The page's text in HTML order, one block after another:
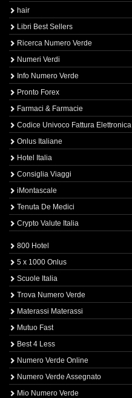
hair
Libri Best Sellers
Ricerca Numero Verde
Numeri Verdi
Info Numero Verde
Pronto Forex
Farmaci & Farmacie
Codice Univoco Fattura Elettronica
Onlus Italiane
Hotel Italia
Consiglia Viaggi
iMontascale
Tenuta De Medici
Crypto Valute Italia
800 Hotel
5 x 1000 Onlus
Scuole Italia
Trova Numero Verde
Materassi Materassi
Mutuo Fast
Best 4 Less
Numero Verde Online
Numero Verde Assegnato
Mio Numero Verde